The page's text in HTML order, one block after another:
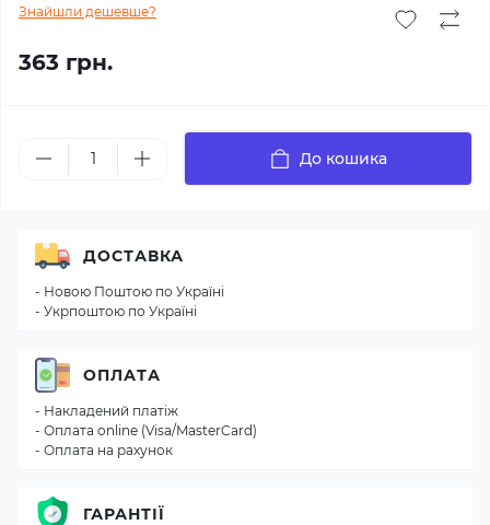
Знайшли дешевше?
363 грн.
До кошика
ДОСТАВКА
- Новою Поштою по Україні
- Укрпоштою по Україні
ОПЛАТА
- Накладений платіж
- Оплата online (Visa/MasterCard)
- Оплата на рахунок
ГАРАНТІЇ